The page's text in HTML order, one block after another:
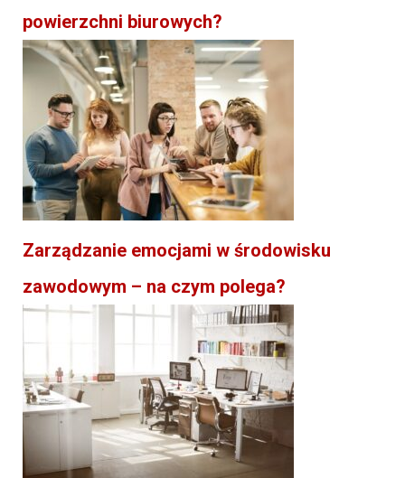
powierzchni biurowych?
Zarządzanie emocjami w środowisku
zawodowym – na czym polega?